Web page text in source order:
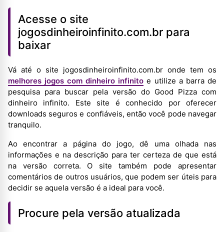
Acesse o site
jogosdinheiroinfinito.com.br para
baixar
Vá até o site jogosdinheiroinfinito.com.br onde tem os
melhores jogos com dinheiro infinito e utilize a barra de
pesquisa para buscar pela versão do Good Pizza com
dinheiro infinito. Este site é conhecido por oferecer
downloads seguros e confiáveis, então você pode navegar
tranquilo.
Ao encontrar a página do jogo, dê uma olhada nas
informações e na descrição para ter certeza de que está
na versão correta. O site também pode apresentar
comentários de outros usuários, que podem ser úteis para
decidir se aquela versão é a ideal para você.
Procure pela versão atualizada